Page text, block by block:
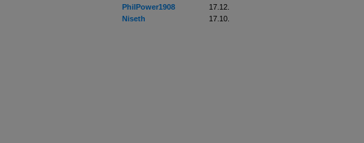
PhilPower1908
17.12.
Niseth
17.10.